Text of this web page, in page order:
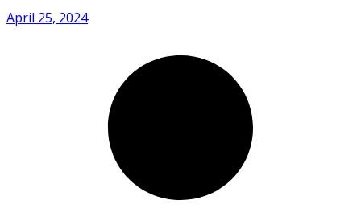
April 25, 2024